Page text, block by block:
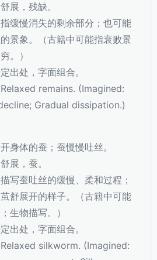
展，残缺。
缓慢消失的剩余部分；也可能
景象。（古籍中可能指衰败景
。）
出处，字面组合。
remains. (Imagined:
Gradual dissipation.)
身体的蚕；蚕慢慢吐丝。
展，蚕。
写蚕吐丝的缓慢、柔和过程；
舒展开的样子。（古籍中可能
生物描写。）
出处，字面组合。
silkworm. (Imagined: